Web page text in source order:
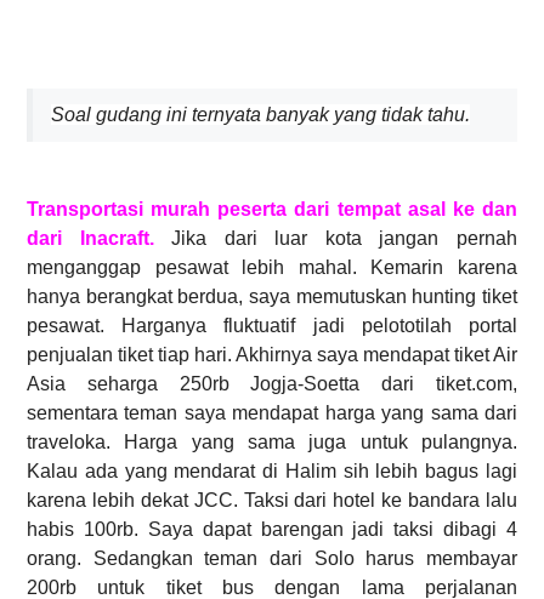
Soal gudang ini ternyata banyak yang tidak tahu.
Transportasi murah peserta dari tempat asal ke dan
dari Inacraft.Jika dari luar kota jangan pernah
menganggap pesawat lebih mahal. Kemarin karena
hanya berangkat berdua, saya memutuskan hunting tiket
pesawat. Harganya fluktuatif jadi pelototilah portal
penjualan tiket tiap hari. Akhirnya saya mendapat tiket Air
Asia seharga 250rb Jogja-Soetta dari tiket.com,
sementara teman saya mendapat harga yang sama dari
traveloka. Harga yang sama juga untuk pulangnya.
Kalau ada yang mendarat di Halim sih lebih bagus lagi
karena lebih dekat JCC. Taksi dari hotel ke bandara lalu
habis 100rb. Saya dapat barengan jadi taksi dibagi 4
orang. Sedangkan teman dari Solo harus membayar
200rb untuk tiket bus dengan lama perjalanan